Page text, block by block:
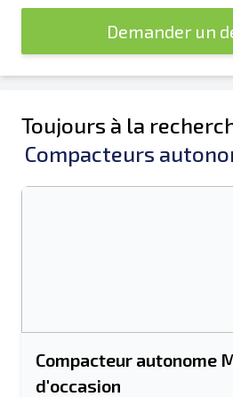
Demander un
Toujours à la
Compacteurs
Compacteur autonome
d'occasion